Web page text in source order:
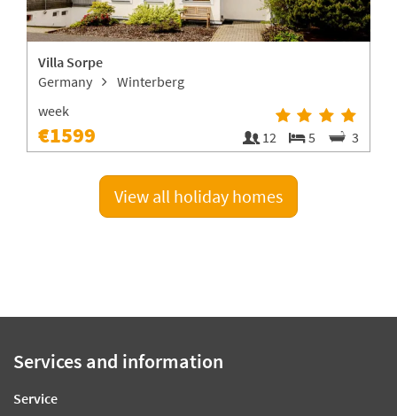
Villa Sorpe
Germany
Winterberg
week
€1599 12 5 3
View all holiday homes
Services and information
Service